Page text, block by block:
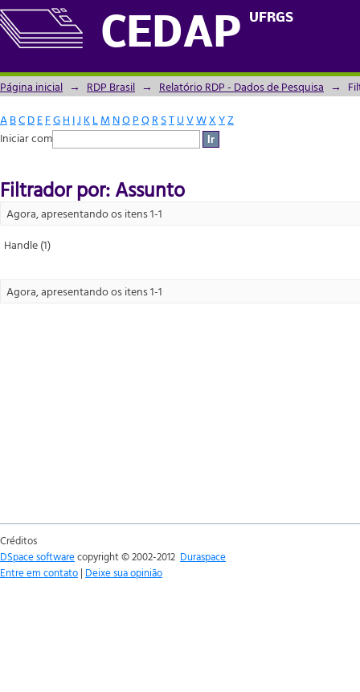
CEDAP UFRGS
Filtrador por: Assunto
Página inicial → RDP Brasil → Relatório RDP - Dados de Pesquisa →
ABCDEFGH IJ KLM NOPQRSTUVWXYZ
Iniciar com
Filtrador por: Assunto
Agora, apresentando os itens 1-1
Handle (1)
Agora, apresentando os itens 1-1
Créditos
DSpace softwarecopyright © 2002-2012 Duraspace
Entre em contato | Deixe sua opinião